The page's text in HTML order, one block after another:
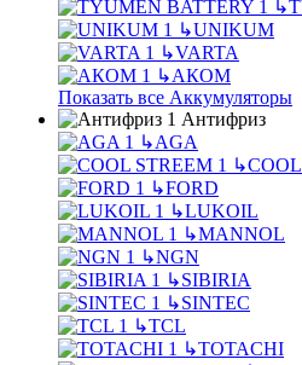
↳
↳UNIKUM
↳VARTA
↳АКОМ
Показать все Аккумуляторы
Антифриз
↳AGA
↳
↳FORD
↳LUKOIL
↳MANNOL
↳NGN
↳SIBIRIA
↳SINTEC
↳TCL
↳TOTACHI